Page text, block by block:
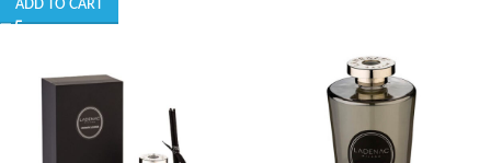
ADD TO CART